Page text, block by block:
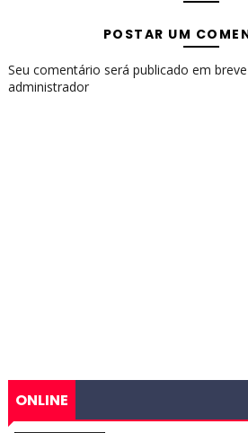
POSTAR UM
Seu comentário será publicado em
administrador
ONLINE